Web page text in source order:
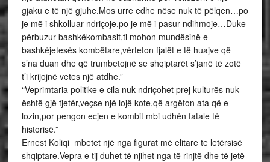
gjaku e të një gjuhe.Mos urre edhe nëse nuk të pëlqen…po
je më i shkolluar ndriçoje,po je më i pasur ndihmoje…Duke
përbuzur bashkëkombasit,ti mohon mundësinë e
bashkëjetesës kombëtare,vërteton fjalët e të huajve që
s’na duan dhe që trumbetojnë se shqiptarët s’janë të zotë
t’i krijojnë vetes një atdhe.”
“Veprimtaria politike e cila nuk ndriçohet prej kulturës nuk
është gjë tjetër,veçse një lojë kote,që argëton ata që e
lozin,por pengon ecjen e kombit mbi udhën fatale të
historisë.”
Ernest Koliqi mbetet një nga figurat më elitare te letërsisë
shqiptare.Vepra e tij duhet të njihet nga të rinjtë dhe të jetë